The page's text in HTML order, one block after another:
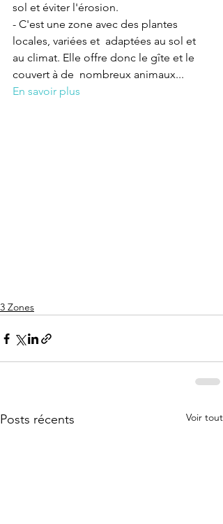
sol et éviter l'érosion.
- C'est une zone avec des plantes
locales, variées et  adaptées au sol et
au climat. Elle offre donc le gîte et le
couvert à de  nombreux animaux...
En savoir plus
3 Zones
Posts récents Voir tout